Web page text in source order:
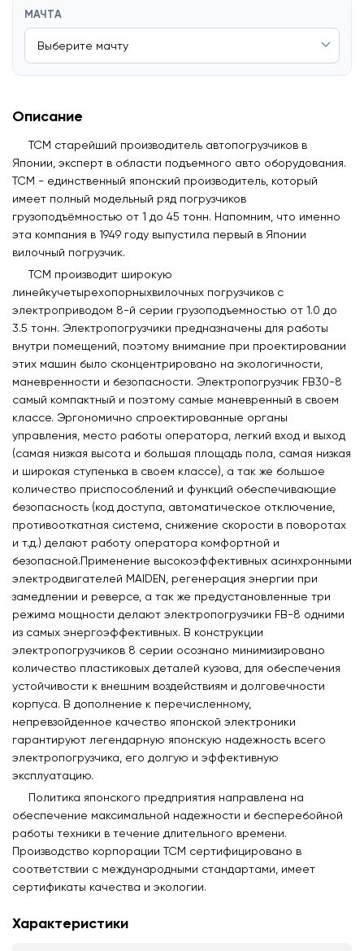
МАЧТА
Описание
TCM старейший производитель автопогрузчиков в
Японии, эксперт в области подъемного авто оборудования.
TCM - единственный японский производитель, который
имеет полный модельный ряд погрузчиков
грузоподъёмностью от 1 до 45 тонн. Напомним, что именно
эта компания в 1949 году выпустила первый в Японии
вилочный погрузчик.
ТСМ производит широкую
линейкучетырехопорныхвилочных погрузчиков с
электроприводом 8-й серии грузоподъемностью от 1.0 до
3.5 тонн. Электропогрузчики предназначены для работы
внутри помещений, поэтому внимание при проектировании
этих машин было сконцентрировано на экологичности,
маневренности и безопасности. Электропогрузчик FB30-8
самый компактный и поэтому самые маневренный в своем
классе. Эргономично спроектированные органы
управления, место работы оператора, легкий вход и выход
(самая низкая высота и большая площадь пола, самая низкая
и широкая ступенька в своем классе), а так же большое
количество приспособлений и функций обеспечивающие
безопасность (код доступа, автоматическое отключение,
противооткатная система, снижение скорости в поворотах
и т.д.) делают работу оператора комфортной и
безопасной.Применение высокоэффективных асинхронными
электродвигателей MAIDEN, регенерация энергии при
замедлении и реверсе, а так же предустановленные три
режима мощности делают электропогрузчики FB-8 одними
из самых энергоэффективных. В конструкции
электропогрузчиков 8 серии осознано минимизировано
количество пластиковых деталей кузова, для обеспечения
устойчивости к внешним воздействиям и долговечности
корпуса. В дополнение к перечисленному,
непревзойденное качество японской электроники
гарантируют легендарную японскую надежность всего
электропогрузчика, его долгую и эффективную
эксплуатацию.
Политика японского предприятия направлена на
обеспечение максимальной надежности и бесперебойной
работы техники в течение длительного времени.
Производство корпорации ТСМ сертифицировано в
соответствии с международными стандартами, имеет
сертификаты качества и экологии.
Характеристики